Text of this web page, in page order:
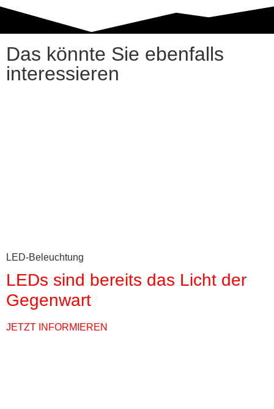
Das könnte Sie ebenfalls
interessieren
LED-Beleuchtung
LEDs sind bereits das Licht der
Gegenwart
JETZT INFORMIEREN